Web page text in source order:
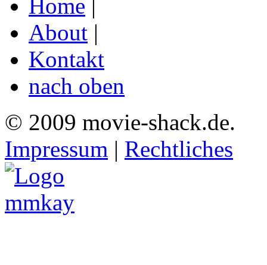
Home |
About |
Kontakt
nach oben
© 2009 movie-shack.de.
Impressum | Rechtliches